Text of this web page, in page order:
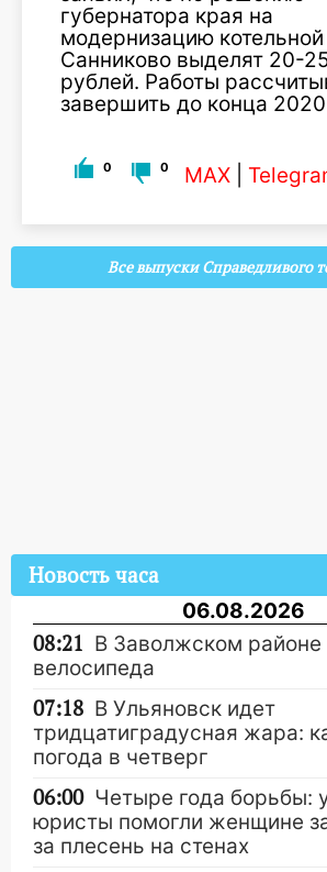
губернатора края на
модернизацию котельной
Санниково выделят 20-
рублей. Работы
завершить до конца 2020
0 0 MAX
Все выпуски Справедливого
Новость часа
06.08.2026
08:21 В Заволжском районе
велосипеда
07:18 В Ульяновск идет
тридцатиградусная жара:
погода в четверг
06:00 Четыре года борьбы:
юристы помогли женщине
за плесень на стенах